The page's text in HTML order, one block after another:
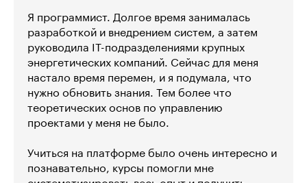
Я программист. Долгое время занималась
разработкой и внедрением систем, а затем
руководила IT-подразделениями крупных
энергетических компаний. Сейчас для меня
настало время перемен, и я подумала, что
нужно обновить знания. Тем более что
теоретических основ по управлению
проектами у меня не было.
Учиться на платформе было очень интересно и
познавательно, курсы помогли мне